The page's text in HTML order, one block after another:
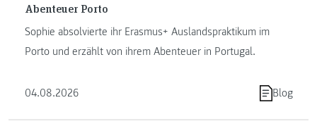
Abenteuer Porto
Sophie absolvierte ihr Erasmus+ Auslandspraktikum im
Porto und erzählt von ihrem Abenteuer in Portugal.
04.08.2026 Blog